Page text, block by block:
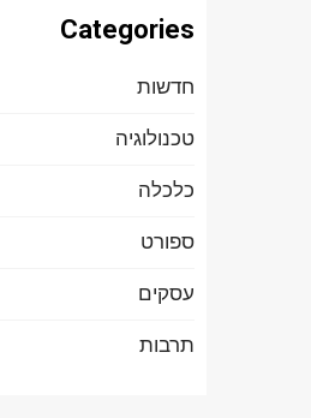
Categories
חדשות
טכנולוגיה
כלכלה
ספורט
עסקים
תרבות